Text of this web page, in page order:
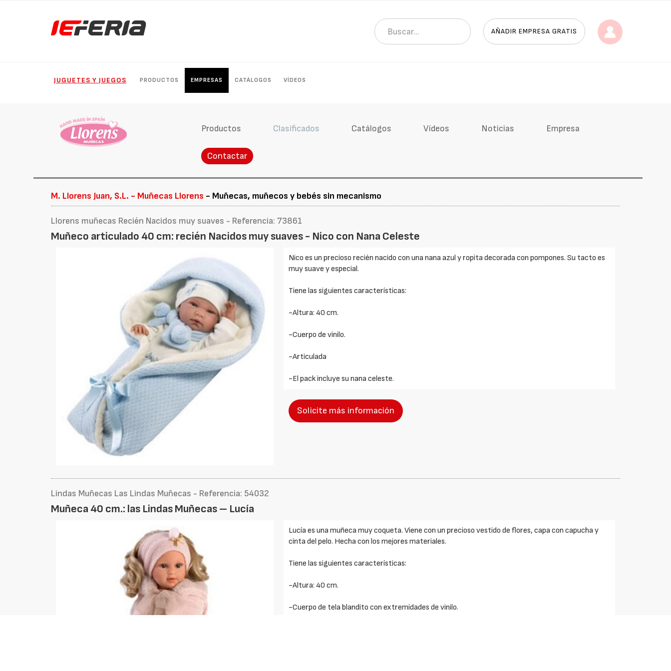
AÑADIR EMPRESA GRATIS
JUGUETES Y JUEGOS PRODUCTOS EMPRESAS CATÁLOGOS VÍDEOS
Productos Clasificados Catálogos Vídeos Noticias Empresa
Contactar
M. Llorens Juan, S.L. - Muñecas Llorens - Muñecas, muñecos y bebés sin mecanismo
Llorens muñecas Recién Nacidos muy suaves - Referencia: 73861
Muñeco articulado 40 cm: recién Nacidos muy suaves - Nico con Nana Celeste
Nico es un precioso recién nacido con una nana azul y ropita decorada con pompones. Su tacto es
muy suave y especial.
Tiene las siguientes características:
-Altura: 40 cm.
-Cuerpo de vinilo.
-Articulada
-El pack incluye su nana celeste.
Solicite más información
Lindas Muñecas Las Lindas Muñecas - Referencia: 54032
Muñeca 40 cm.: las Lindas Muñecas – Lucía
Lucía es una muñeca muy coqueta. Viene con un precioso vestido de flores, capa con capucha y
cinta del pelo. Hecha con los mejores materiales.
Tiene las siguientes características:
-Altura: 40 cm.
-Cuerpo de tela blandito con extremidades de vinilo.